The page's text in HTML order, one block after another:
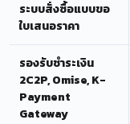
ระบบสั่งซื้อแบบขอ
ใบเสนอราคา
รองรับชำระเงิน
2C2P, Omise, K-
Payment
Gateway